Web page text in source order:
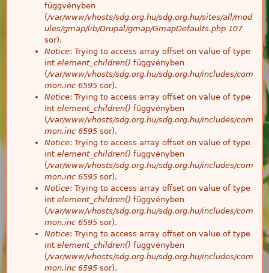
függvényben
(/var/www/vhosts/sdg.org.hu/sdg.org.hu/sites/all/mod
ules/gmap/lib/Drupal/gmap/GmapDefaults.php 107
sor).
Notice: Trying to access array offset on value of type
int element_children() függvényben
(/var/www/vhosts/sdg.org.hu/sdg.org.hu/includes/com
mon.inc 6595 sor).
Notice: Trying to access array offset on value of type
int element_children() függvényben
(/var/www/vhosts/sdg.org.hu/sdg.org.hu/includes/com
mon.inc 6595 sor).
Notice: Trying to access array offset on value of type
int element_children() függvényben
(/var/www/vhosts/sdg.org.hu/sdg.org.hu/includes/com
mon.inc 6595 sor).
Notice: Trying to access array offset on value of type
int element_children() függvényben
(/var/www/vhosts/sdg.org.hu/sdg.org.hu/includes/com
mon.inc 6595 sor).
Notice: Trying to access array offset on value of type
int element_children() függvényben
(/var/www/vhosts/sdg.org.hu/sdg.org.hu/includes/com
mon.inc 6595 sor).